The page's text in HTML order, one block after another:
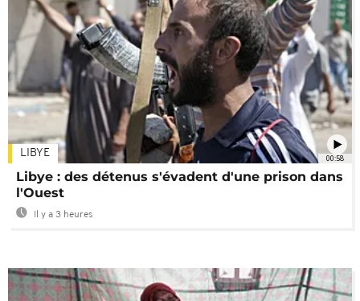
00:58
LIBYE
Libye : des détenus s'évadent d'une prison dans
l'Ouest
Il y a 3 heures